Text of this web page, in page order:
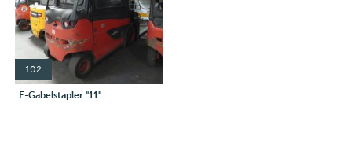
102
E-Gabelstapler "11"